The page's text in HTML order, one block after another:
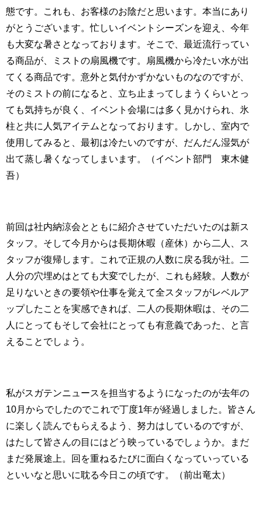
態です。これも、お客様のお陰だと思います。本当にあり
がとうございます。忙しいイベントシーズンを迎え、今年
も大変な暑さとなっております。そこで、最近流行ってい
る商品が、ミストの扇風機です。扇風機から冷たい水が出
てくる商品です。意外と気付かずかないものなのですが、
そのミストの前になると、立ち止まってしまうくらいとっ
ても気持ちが良く、イベント会場には多く見かけられ、氷
柱と共に人気アイテムとなっております。しかし、室内で
使用してみると、最初は冷たいのですが、だんだん湿気が
出て蒸し暑くなってしまいます。（イベント部門 東木健
吾）
前回は社内納涼会とともに紹介させていただいたのは新ス
タッフ。そして今月からは長期休暇（産休）から二人、ス
タッフが復帰します。これで正規の人数に戻る我が社。二
人分の穴埋めはとても大変でしたが、これも経験。人数が
足りないときの要領や仕事を覚えて全スタッフがレベルア
ップしたことを実感できれば、二人の長期休暇は、その二
人にとってもそして会社にとっても有意義であった、と言
えることでしょう。
私がスガテンニュースを担当するようになったのが去年の
10月からでしたのでこれで丁度1年が経過しました。皆さん
に楽しく読んでもらえるよう、努力はしているのですが、
はたして皆さんの目にはどう映っているでしょうか。まだ
まだ発展途上。回を重ねるたびに面白くなっていっている
といいなと思いに耽る今日この頃です。（前出竜太）